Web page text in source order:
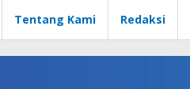
Tentang Kami Redaksi